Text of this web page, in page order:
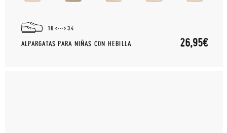
18 34
ALPARGATAS PARA NIÑAS CON HEBILLA 26,95€